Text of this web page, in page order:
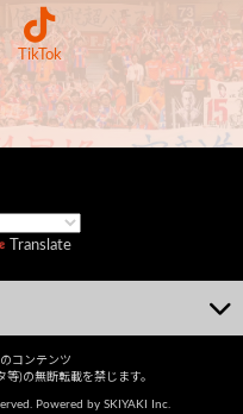
TikTok
Translate
コンテンツ
)の無断転載を禁じます。
Powered by SKIYAKI Inc.